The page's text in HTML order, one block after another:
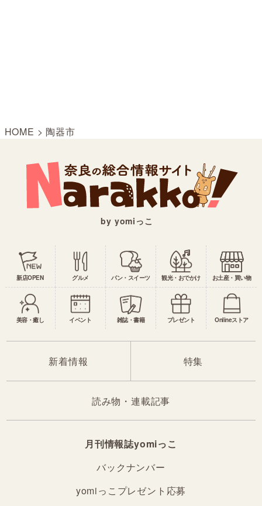
HOME > 陶器市
by yomiっこ
新店OPEN グルメ パン・スイーツ 観光・おでかけ お土産・買い物
美容・癒し イベント 雑誌・書籍 プレゼント Onlineストア
新着情報 特集
読み物・連載記事
月刊情報誌yomiっこ
バックナンバー
yomiっこプレゼント応募